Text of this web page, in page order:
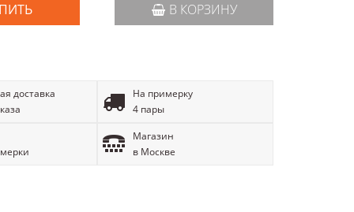
В КОРЗИНУ
доставка
На примерку
4 пары
Магазин
в Москве